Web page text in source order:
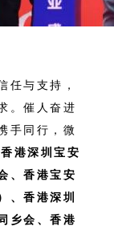
任与支持，
。催人奋进
手同行，微
港深圳宝安
、香港宝安
、香港深圳
乡会、香港